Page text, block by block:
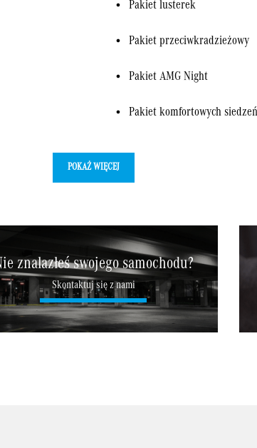
Pakiet lusterek
Pakiet przeciwkradzieżowy
Pakiet AMG Night
Pakiet komfortowych siedzeń
POKAŻ WIĘCEJ
znalazłeś swojego samochodu?
Skontaktuj się z nami